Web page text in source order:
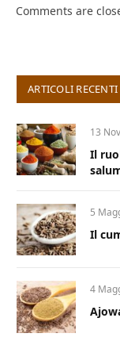
Comments are
ARTICOLI RECENTI
13
Il
5
Il
4